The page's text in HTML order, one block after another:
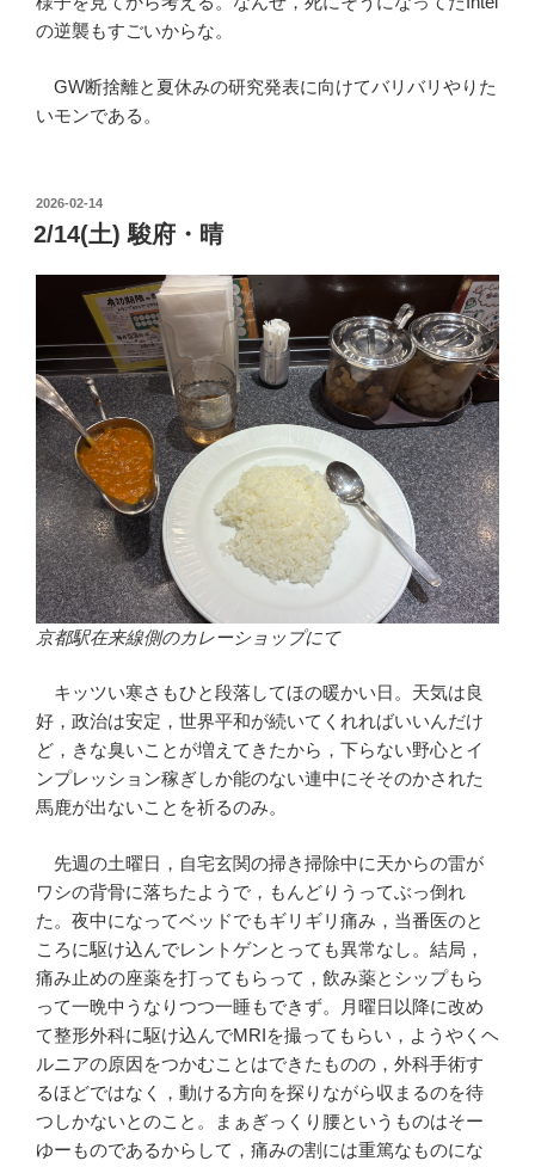
の逆襲もすごいからな。
GW断捨離と夏休みの研究発表に向けてバリバリやりた
いモンである。
POSTED
ON
2026-02-14
2/14(土) 駿府・晴
京都駅在来線側のカレーショップにて
キッツい寒さもひと段落してほの暖かい日。天気は良
好，政治は安定，世界平和が続いてくれればいいんだけ
ど，きな臭いことが増えてきたから，下らない野心とイ
ンプレッション稼ぎしか能のない連中にそそのかされた
馬鹿が出ないことを祈るのみ。
先週の土曜日，自宅玄関の掃き掃除中に天からの雷が
ワシの背骨に落ちたようで，もんどりうってぶっ倒れ
た。夜中になってベッドでもギリギリ痛み，当番医のと
ころに駆け込んでレントゲンとっても異常なし。結局，
痛み止めの座薬を打ってもらって，飲み薬とシップもら
って一晩中うなりつつ一睡もできず。月曜日以降に改め
て整形外科に駆け込んでMRIを撮ってもらい，ようやくヘ
ルニアの原因をつかむことはできたものの，外科手術す
るほどではなく，動ける方向を探りながら収まるのを待
つしかないとのこと。まぁぎっくり腰というものはそー
ゆーものであるからして，痛みの割には重篤なものにな